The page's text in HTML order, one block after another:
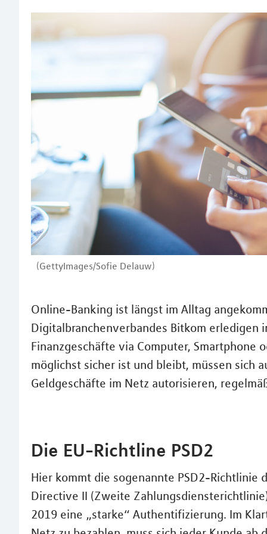
(GettyImages/Sofie Delauw)
Online-Banking ist längst im Alltag
Digitalbranchenverbandes Bitkom
Finanzgeschäfte via Computer, Smartphone
möglichst sicher ist und bleibt, müssen sich
Geldgeschäfte im Netz autorisieren,
Die EU-Richtline PSD2
Hier kommt die sogenannte PSD2-Richtlinie
Directive II (Zweite
2019 eine „starke“ Authentifizierung. Im